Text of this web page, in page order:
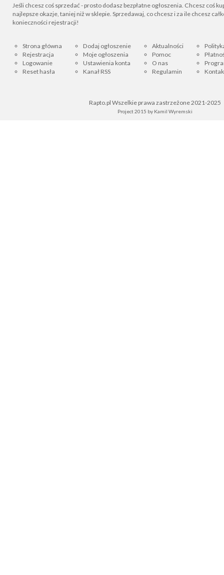
Jeśli chcesz coś sprzedać - prosto dodasz bezpłatne ogłoszenia. Chcesz coś
najlepsze okazje, taniej niż w sklepie. Sprzedawaj, co chcesz i za ile chcesz
konieczności rejestracji!
Strona główna
Rejestracja
Logowanie
Reset hasła
Dodaj ogłoszenie
Moje ogłoszenia
Ustawienia konta
Kanał RSS
Aktualności
Pomoc
O nas
Regulamin
Rapto.pl Wszelkie prawa zastrzeżone 2021-2025
Project 2015 by Kamil Wyremski